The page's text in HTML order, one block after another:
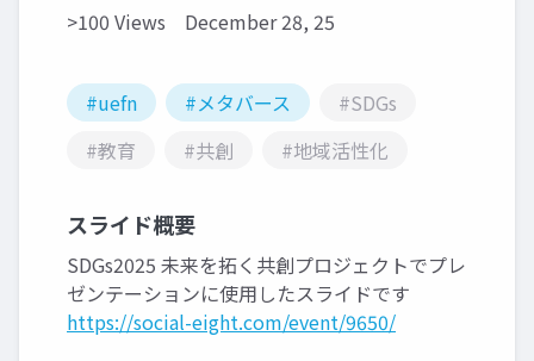
>100 Views December 28, 25
#uefn #メタバース
#SDGs
#教育
#共創 #地域活性化
スライド概要
SDGs2025 未来を拓く共創プロジェクトでプレ
ゼンテーションに使用したスライドです
https://social-eight.com/event/9650/